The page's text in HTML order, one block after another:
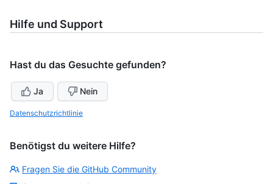
Hilfe und Support
Hast du das Gesuchte gefunden?
Ja Nein
Datenschutzrichtlinie
Benötigst du weitere Hilfe?
Fragen Sie die GitHub Community